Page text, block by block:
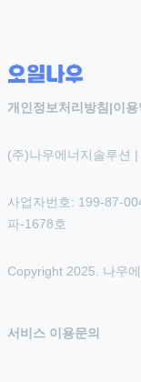
개인정보처리방침 |이
(주)나우에너지솔루션
사업자번호: 199-87-
파-1678호
Copyright 2025. 나우
서비스 이용문의